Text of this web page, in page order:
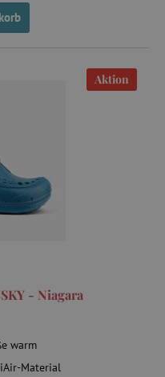
Aktion
- Niagara
warm
Material